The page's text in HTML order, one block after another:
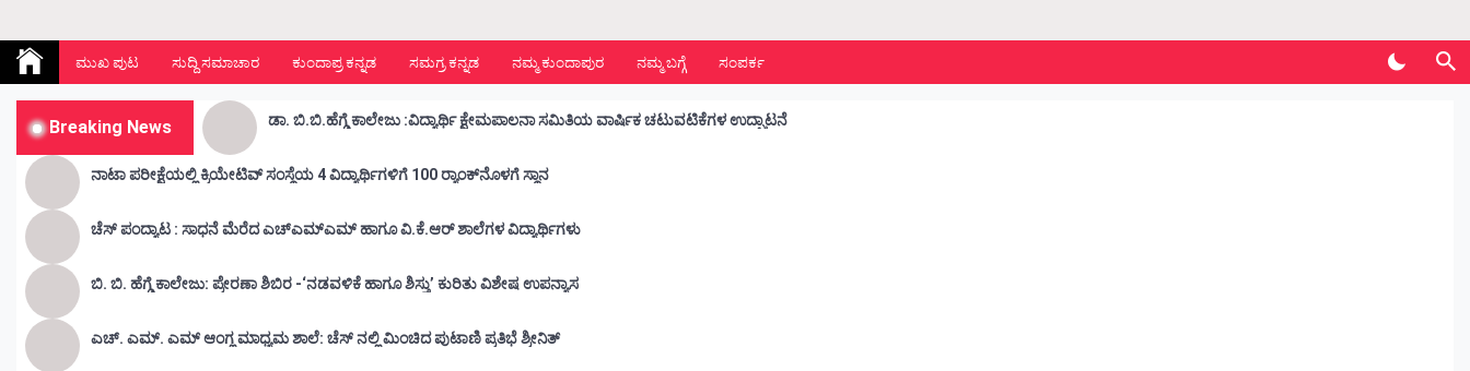
Kunda Vahini – ಕುಂದ ವಾಹಿನಿ
ಮುಖ ಪುಟ ಸುದ್ದಿ ಸಮಾಚಾರ ಕುಂದಾಪ್ರ ಕನ್ನಡ ಸಮಗ್ರ ಕನ್ನಡ ನಮ್ಮ ಕುಂದಾಪುರ ನಮ್ಮ ಬಗ್ಗೆ ಸಂಪರ್ಕ
Breaking News ಡಾ. ಬಿ.ಬಿ.ಹೆಗ್ಡೆ ಕಾಲೇಜು :ವಿದ್ಯಾರ್ಥಿ ಕ್ಷೇಮಪಾಲನಾ ಸಮಿತಿಯ ವಾರ್ಷಿಕ ಚಟುವಟಿಕೆಗಳ ಉದ್ಘಾಟನೆ
ನಾಟಾ ಪರೀಕ್ಷೆಯಲ್ಲಿ ಕ್ರಿಯೇಟಿವ್ ಸಂಸ್ಥೆಯ 4 ವಿದ್ಯಾರ್ಥಿಗಳಿಗೆ 100 ರ‍್ಯಾಂಕ್‌ನೊಳಗೆ ಸ್ಥಾನ
ಚೆಸ್ ಪಂದ್ಯಾಟ : ಸಾಧನೆ ಮೆರೆದ ಎಚ್ಎಮ್ಎಮ್ ಹಾಗೂ ವಿ.ಕೆ.ಆರ್ ಶಾಲೆಗಳ ವಿದ್ಯಾರ್ಥಿಗಳು
ಬಿ. ಬಿ. ಹೆಗ್ಡೆ ಕಾಲೇಜು: ಪ್ರೇರಣಾ ಶಿಬಿರ -‘ನಡವಳಿಕೆ ಹಾಗೂ ಶಿಸ್ತು’ ಕುರಿತು ವಿಶೇಷ ಉಪನ್ಯಾಸ
ಎಚ್. ಎಮ್. ಎಮ್ ಆಂಗ್ಲ ಮಾಧ್ಯಮ ಶಾಲೆ: ಚೆಸ್ ನಲ್ಲಿ ಮಿಂಚಿದ ಪುಟಾಣಿ ಪ್ರತಿಭೆ ಶ್ರೀನಿತ್